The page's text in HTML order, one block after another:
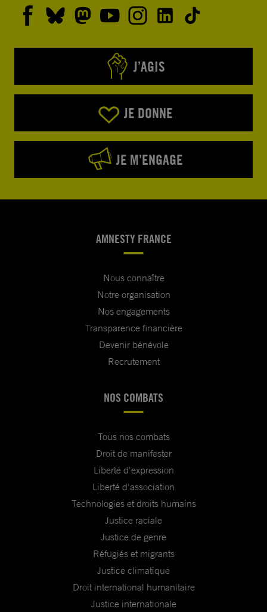
J’AGIS
JE DONNE
JE M’ENGAGE
AMNESTY FRANCE
Nous connaître
Notre organisation
Nos engagements
Transparence financière
Devenir bénévole
Recrutement
NOS COMBATS
Tous nos combats
Droit de manifester
Liberté d'expression
Liberté d'association
Technologies et droits humains
Justice raciale
Justice de genre
Réfugiés et migrants
Justice climatique
Droit international humanitaire
Justice internationale